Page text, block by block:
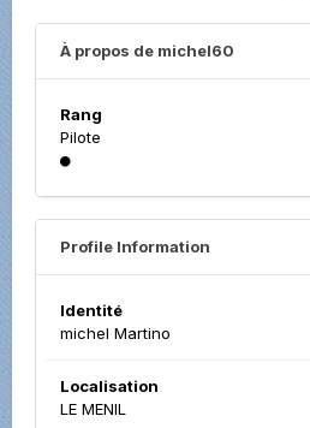
À propos de michel60
Rang
Pilote
Profile Information
Identité
michel Martino
Localisation
LE MENIL